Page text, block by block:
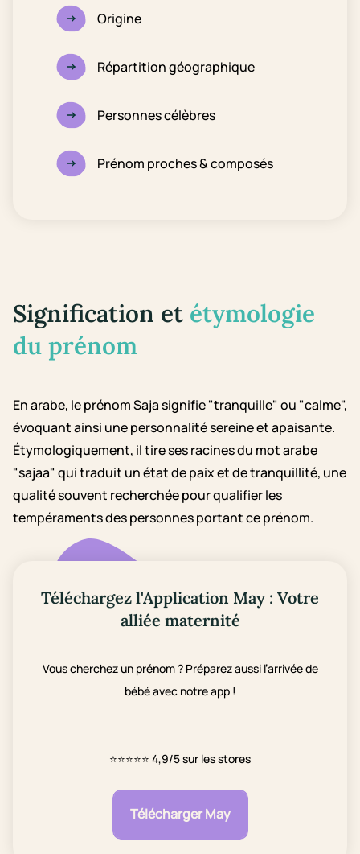
Origine
Répartition géographique
Personnes célèbres
Prénom proches & composés
Signification et étymologie
du prénom
En arabe, le prénom Saja signifie "tranquille" ou "calme",
évoquant ainsi une personnalité sereine et apaisante.
Étymologiquement, il tire ses racines du mot arabe
"sajaa" qui traduit un état de paix et de tranquillité, une
qualité souvent recherchée pour qualifier les
tempéraments des personnes portant ce prénom.
Téléchargez l'Application May : Votre
alliée maternité
Vous cherchez un prénom ? Préparez aussi l’arrivée de
bébé avec notre app !
⭐⭐⭐⭐⭐ 4,9/5 sur les stores
Télécharger May